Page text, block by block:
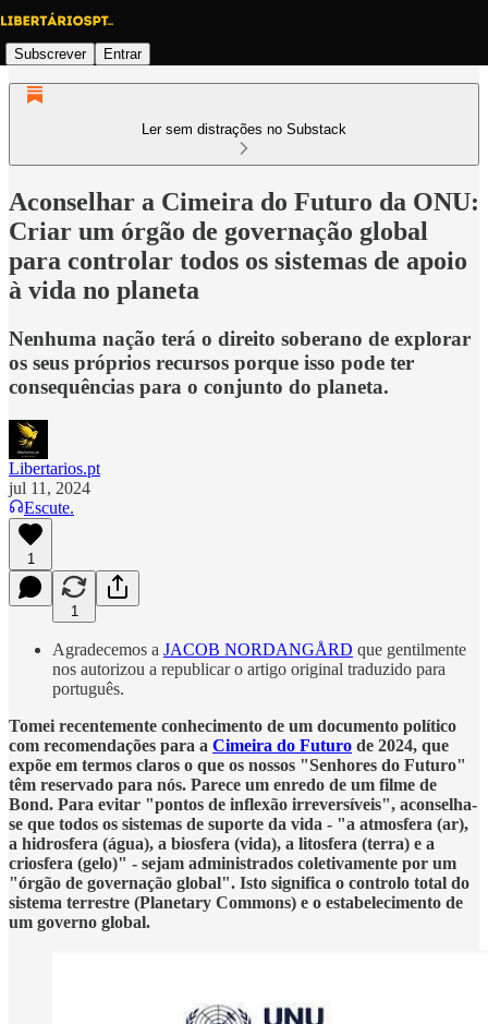
Subscrever Entrar
Ler sem distrações no Substack
Aconselhar a Cimeira do Futuro da ONU:
Criar um órgão de governação global
para controlar todos os sistemas de apoio
à vida no planeta
Nenhuma nação terá o direito soberano de explorar
os seus próprios recursos porque isso pode ter
consequências para o conjunto do planeta.
Libertarios.pt
jul 11, 2024
Escute.
1
1
Agradecemos a JACOB NORDANGÅRD que gentilmente
nos autorizou a republicar o artigo original traduzido para
português.
Tomei recentemente conhecimento de um documento político
com recomendações para a Cimeira do Futuro de 2024, que
expõe em termos claros o que os nossos "Senhores do Futuro"
têm reservado para nós. Parece um enredo de um filme de
Bond. Para evitar "pontos de inflexão irreversíveis", aconselha-
se que todos os sistemas de suporte da vida - "a atmosfera (ar),
a hidrosfera (água), a biosfera (vida), a litosfera (terra) e a
criosfera (gelo)" - sejam administrados coletivamente por um
"órgão de governação global". Isto significa o controlo total do
sistema terrestre (Planetary Commons) e o estabelecimento de
um governo global.